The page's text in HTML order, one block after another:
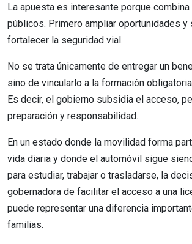
La apuesta es interesante porque
públicos. Primero ampliar oportunidades y
fortalecer la seguridad vial.
No se trata únicamente de entregar un
sino de vincularlo a la formación
Es decir, el gobierno subsidia el acceso,
preparación y responsabilidad.
En un estado donde la movilidad forma
vida diaria y donde el automóvil sigue
para estudiar, trabajar o trasladarse, la
gobernadora de facilitar el acceso a una
puede representar una diferencia
familias.